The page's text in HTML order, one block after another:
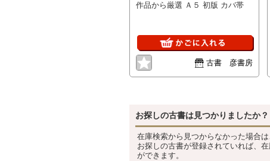
作品から厳選 Ａ５ 初版 カバ帯
古書 彦書房
お探しの古書は見つかりましたか？
在庫検索から見つからなかった場合
お探しの古書が登録されていれば、
ができます。